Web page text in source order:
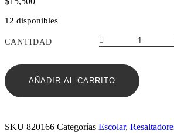
12 disponibles
CANTIDAD
FERXXO
UND
AÑADIR AL CARRITO
SKU 820166 Categorías Escolar,